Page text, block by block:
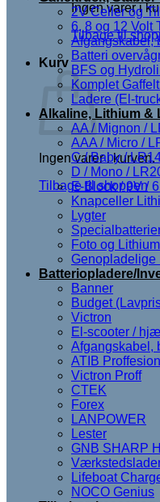
Ingen varer i
Tilbage til
Kurv
Ingen varer i kurven.
Tilbage til shoppen
2V Celler og
6, 8 og 12 Volt
Afgangskabel,
Batteri
BFS og
Komplet
Ladere (El-
Alkaline, Lithium &
AA / Mignon /
AAA / Micro /
C / Baby /
D / Mono /
E-Block / 9V /
Knapceller
Lygter
Foto og Lithium
Genopladelige
Batteriopladere/
Banner
Budget
Victron
El-scooter /
Afgangskabel,
ATIB
Victron Proff
CTEK
Forex
LANPOWER
Lester
GNB SHARP
Lifeboat
NOCO Genius